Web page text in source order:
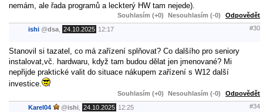
nemám, ale řada programů a leckterý HW tam nejede).
Souhlasím (+0) Nesouhlasím (-0) Odpovědět
ishi @dsa 24.10.2025 12:17 #30
Stanovil si tazatel, co má zařízení splňovat? Co dalšího pro seniory
instalovat,vč. hardwaru, když tam budou dělat jen jmenované? Mi
nepřijde praktické valit do situace nákupem zařízení s W12 další
investice.
Souhlasím (+0) Nesouhlasím (-0) Odpovědět
Karel04 @ishi 24.10.2025 12:25 #34